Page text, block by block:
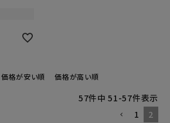
価格が安い順 価格が高い順
57件中 51-57件表示
1
2